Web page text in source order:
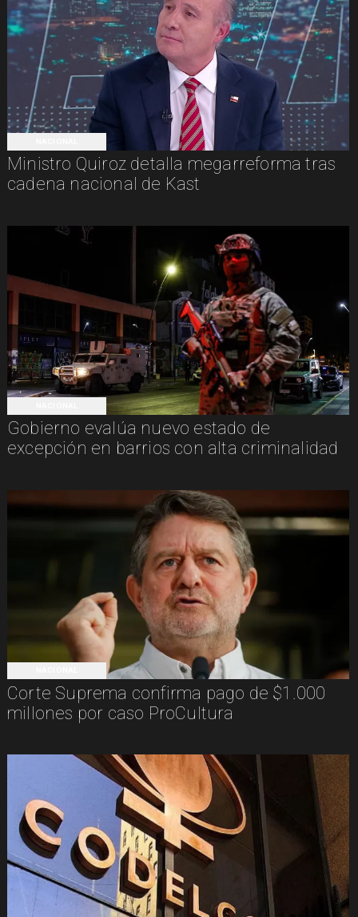
Ministro Quiroz detalla megarreforma tras
cadena nacional de Kast
Gobierno evalúa nuevo estado de
excepción en barrios con alta criminalidad
Corte Suprema confirma pago de $1.000
millones por caso ProCultura